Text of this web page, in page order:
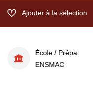
Ajouter à la sélection
École / Prépa
ENSMAC